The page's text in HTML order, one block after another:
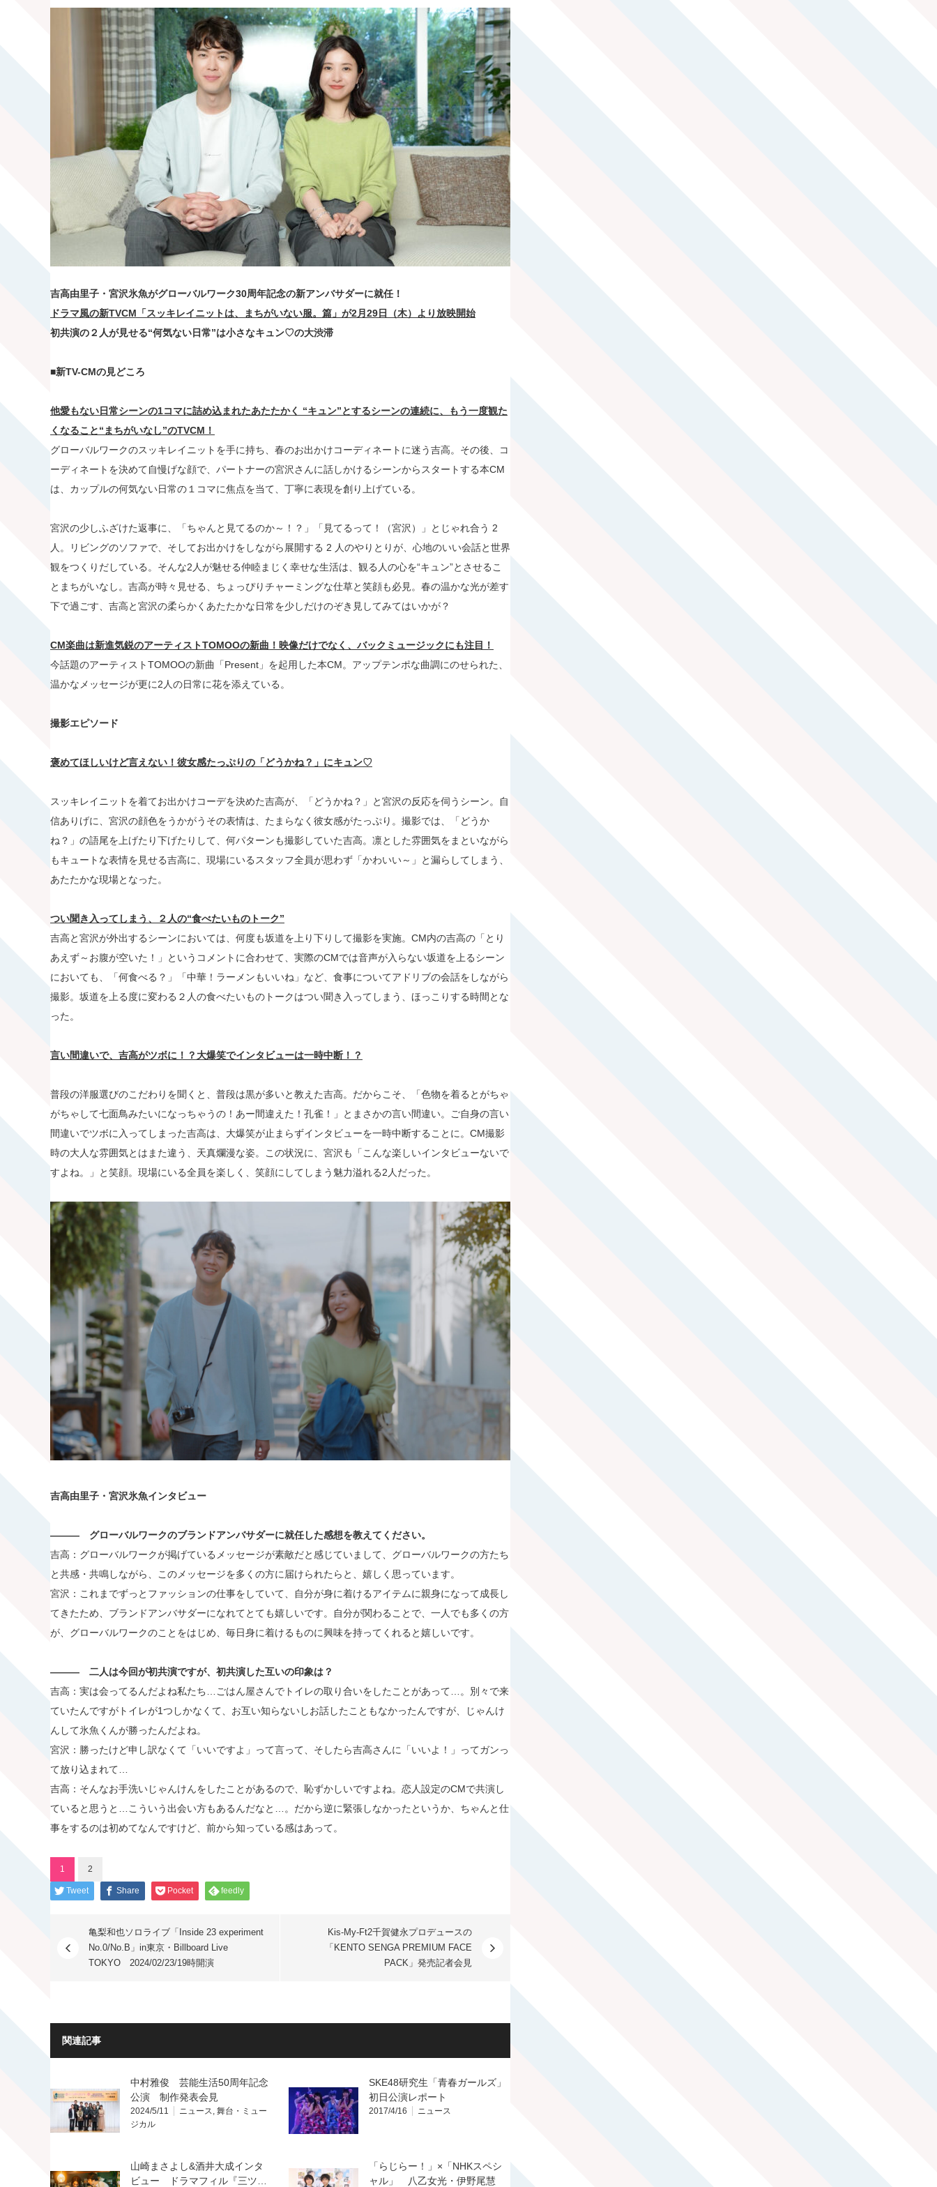
吉高由里子・宮沢氷魚がグローバルワーク30周年記念の新アンバサダーに就任！
ドラマ風の新TVCM 「スッキレイニットは、まちがいない服。篇」が2月 29日（木）より放映開始
初共演の２人が見せる“何気ない日常”は小さなキュン♡の大渋滞
■新TV-CMの見どころ
他愛もない日常シーンの1コマに詰め込まれたあたたかく “キュン”とするシーンの連続に、もう一度観た
くなること“ まちがいなし”のTVCM ！
グローバルワークのスッキレイニットを手に持ち、春のお出かけコーディネートに迷う吉高。その後、コ
ーディネートを決めて自慢げな顔で、パートナーの宮沢さんに話しかけるシーンからスタートする本CM
は、カップルの何気ない日常の１コマに焦点を当て、丁寧に表現を創り上げている。
宮沢の少しふざけた返事に、「ちゃんと見てるのか～！？」「見てるって！（宮沢）」とじゃれ合う 2
人。リビングのソファで、そしてお出かけをしながら展開する 2 人のやりとりが、心地のいい会話と世界
観をつくりだしている。そんな2人が魅せる仲睦まじく幸せな生活は、観る人の心を“キュン”とさせるこ
とまちがいなし。吉高が時々見せる、ちょっぴりチャーミングな仕草と笑顔も必見。春の温かな光が差す
下で過ごす、吉高と宮沢の柔らかくあたたかな日常を少しだけのぞき見してみてはいかが？
CM楽曲は新進気鋭のアーティストTOMOOの新曲！ 映像だけでなく、バックミュージックにも注目！
今話題のアーティストTOMOOの新曲「Present」を起用した本CM。アップテンポな曲調にのせられた、
温かなメッセージが更に2人の日常に花を添えている。
撮影エピソード
褒めてほしいけど言えない！彼女感たっぷりの「どうかね？」にキュン♡
スッキレイニットを着てお出かけコーデを決めた吉高が、「どうかね？」と宮沢の反応を伺うシーン。自
信ありげに、宮沢の顔色をうかがうその表情は、たまらなく彼女感がたっぷり。撮影では、「どうか
ね？」の語尾を上げたり下げたりして、何パターンも撮影していた吉高。凛とした雰囲気をまといながら
もキュートな表情を見せる吉高に、現場にいるスタッフ全員が思わず「かわいい～」と漏らしてしまう、
あたたかな現場となった。
つい聞き入ってしまう、２人の“食べたいものトーク”
吉高と宮沢が外出するシーンにおいては、何度も坂道を上り下りして撮影を実施。CM内の吉高の「とり
あえず～お腹が空いた！」というコメントに合わせて、実際のCMでは音声が入らない坂道を上るシーン
においても、「何食べる？」「中華！ラーメンもいいね」など、食事についてアドリブの会話をしながら
撮影。坂道を上る度に変わる２人の食べたいものトークはつい聞き入ってしまう、ほっこりする時間とな
った。
言い間違いで、吉高がツボに！？大爆笑でインタビューは一時中断！？
普段の洋服選びのこだわりを聞くと、普段は黒が多いと教えた吉高。だからこそ、「色物を着るとがちゃ
がちゃして七面鳥みたいになっちゃうの！あー間違えた！孔雀！」とまさかの言い間違い。ご自身の言い
間違いでツボに入ってしまった吉高は、大爆笑が止まらずインタビューを一時中断することに。CM撮影
時の大人な雰囲気とはまた違う、天真爛漫な姿。この状況に、宮沢も「こんな楽しいインタビューないで
すよね。」と笑顔。現場にいる全員を楽しく、笑顔にしてしまう魅力溢れる2人だった。
吉高由里子・宮沢氷魚インタビュー
――― グローバルワークのブランドアンバサダーに就任した感想を教えてください。
吉高：グローバルワークが掲げているメッセージが素敵だと感じていまして、グローバルワークの方たち
と共感・共鳴しながら、このメッセージを多くの方に届けられたらと、嬉しく思っています。
宮沢：これまでずっとファッションの仕事をしていて、自分が身に着けるアイテムに親身になって成長し
てきたため、ブランドアンバサダーになれてとても嬉しいです。自分が関わることで、一人でも多くの方
が、グローバルワークのことをはじめ、毎日身に着けるものに興味を持ってくれると嬉しいです。
――― 二人は今回が初共演ですが、初共演した互いの印象は？
吉高：実は会ってるんだよね私たち…ごはん屋さんでトイレの取り合いをしたことがあって…。別々で来
ていたんですがトイレが1つしかなくて、お互い知らないしお話したこともなかったんですが、じゃんけ
んして氷魚くんが勝ったんだよね。
宮沢：勝ったけど申し訳なくて「いいですよ」って言って、そしたら吉高さんに「いいよ！」ってガンっ
て放り込まれて…
吉高：そんなお手洗いじゃんけんをしたことがあるので、恥ずかしいですよね。恋人設定のCMで共演し
ていると思うと…こういう出会い方もあるんだなと…。だから逆に緊張しなかったというか、ちゃんと仕
事をするのは初めてなんですけど、前から知っている感はあって。
1 2
Tweet Share Pocket feedly
亀梨和也ソロライブ「Inside 23 experiment
No.0/No.B」in東京・Billboard Live
TOKYO 2024/02/23/19時開演
Kis-My-Ft2千賀健永プロデュースの
「KENTO SENGA PREMIUM FACE
PACK」発売記者会見
関連記事
中村雅俊 芸能生活50周年記念
公演 制作発表会見
2024/5/11 ニュース, 舞台・ミュー
ジカル
SKE48研究生「青春ガールズ」
初日公演レポート
2017/4/16 ニュース
山崎まさよし&酒井大成インタ
ビュー ドラマフィル『三ツ…
「らじらー！」×「NHKスペシ
ャル」 八乙女光・伊野尾慧